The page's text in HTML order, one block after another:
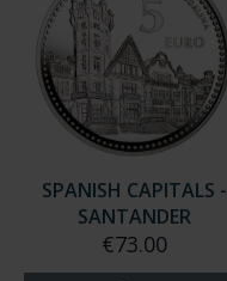
SPANISH CAPITALS -
SANTANDER
€73.00